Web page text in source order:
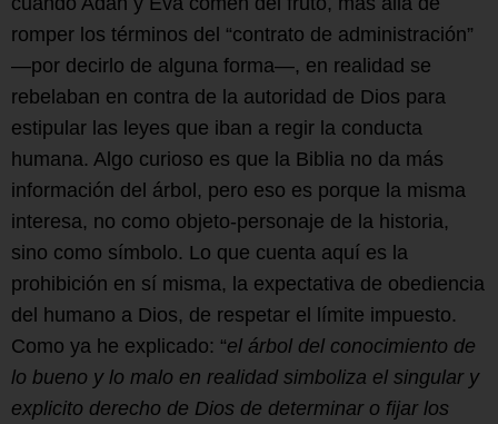
romper los términos del “contrato de administración”
—por decirlo de alguna forma—, en realidad se
rebelaban en contra de la autoridad de Dios para
estipular las leyes que iban a regir la conducta
humana. Algo curioso es que la Biblia no da más
información del árbol, pero eso es porque la misma
interesa, no como objeto-personaje de la historia,
sino como símbolo. Lo que cuenta aquí es la
prohibición en sí misma, la expectativa de obediencia
del humano a Dios, de respetar el límite impuesto.
Como ya he explicado: “el árbol del conocimiento de
lo bueno y lo malo en realidad simboliza el singular y
explicito derecho de Dios de determinar o fijar los